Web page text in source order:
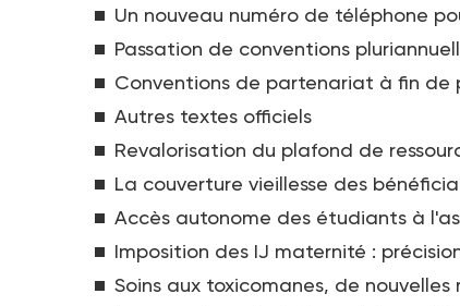
Un nouveau numéro de téléphone
Passation de conventions
Conventions de partenariat à fin de
Autres textes officiels
Revalorisation du plafond de
La couverture vieillesse des
Accès autonome des étudiants à
Imposition des IJ maternité :
Soins aux toxicomanes, de nouvelles